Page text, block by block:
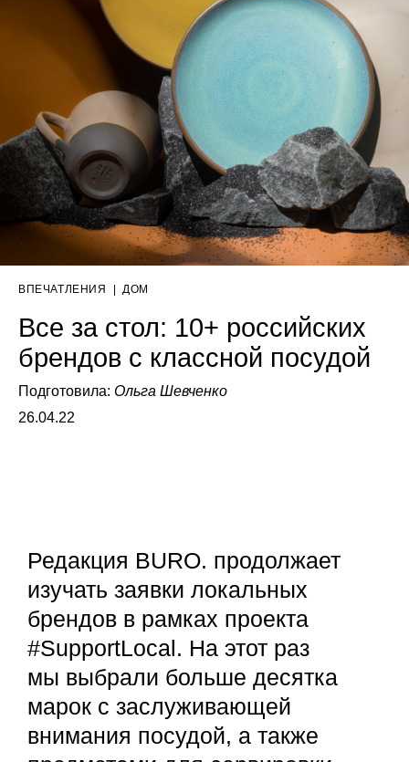
ВПЕЧАТЛЕНИЯ ДОМ
Все за стол: 10+ российских
брендов с классной посудой
Подготовила: Ольга Шевченко
26.04.22
Редакция BURO. продолжает
изучать заявки локальных
брендов в рамках проекта
#SupportLocal. На этот раз
мы выбрали больше десятка
марок с заслуживающей
внимания посудой, а также